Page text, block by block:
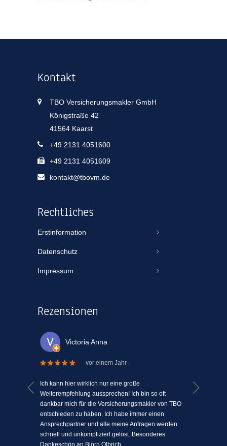
Kontakt
TBO Versicherungsmakler GmbH
Königstraße 42
41564 Kaarst
+49 2131 4051600
+49 2131 4051609
kontakt@tbovm.de
Rechtliches
Erstinformation
Datenschutz
Impressum
Rezensionen
Victoria Anna
vor einem Jahr
Ich kann hier wirklich nur eine große
Weiterempfehlung aussprechen! Ich bin so oft
dankbar mich für die Versicherungsmakler von TBO
entschieden zu haben. Ich habe immer einen
Ansprechpartner und alle meine Anfragen werden
schnell und unkompliziert gelöst. Besonderes
Dankeschön an Björn Olbrich....